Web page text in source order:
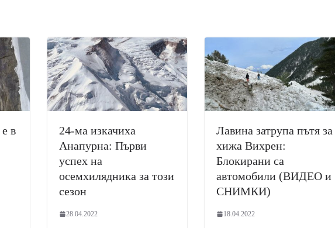
в
24-ма изкачиха
Анапурна: Първи
успех на
осемхилядника за този
сезон
28.04.2022
Лавина затрупа пътя за
хижа Вихрен:
Блокирани са
автомобили (ВИДЕО и
СНИМКИ)
18.04.2022